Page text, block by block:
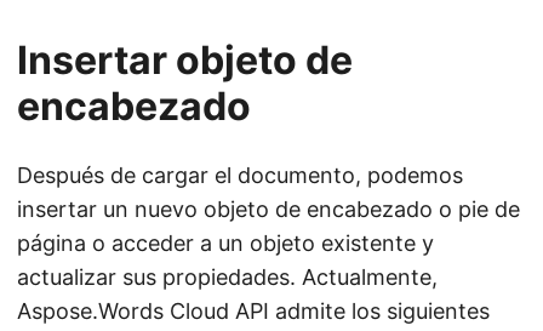
Insertar objeto de
encabezado
Después de cargar el documento, podemos
insertar un nuevo objeto de encabezado o pie de
página o acceder a un objeto existente y
actualizar sus propiedades. Actualmente,
Aspose.Words Cloud API admite los siguientes